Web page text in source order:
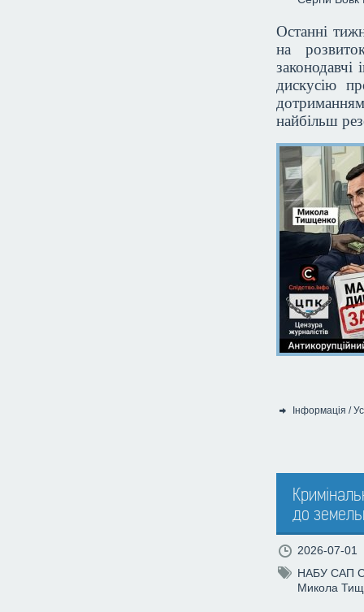
Останні
на
законодавчі
дискусію
найбільш
Інформація /
до
2026-07-01
НАБУ САП
Микола